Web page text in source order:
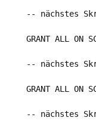
-- nächstes
GRANT ALL ON
-- nächstes
GRANT ALL ON
-- nächstes